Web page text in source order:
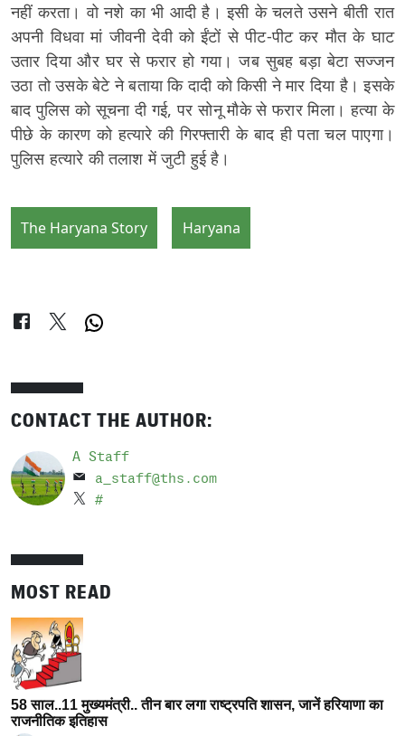
नहीं करता। वो नशे का भी आदी है। इसी के चलते उसने बीती रात
अपनी विधवा मां जीवनी देवी को ईंटों से पीट-पीट कर मौत के घाट
उतार दिया और घर से फरार हो गया। जब सुबह बड़ा बेटा सज्जन
उठा तो उसके बेटे ने बताया कि दादी को किसी ने मार दिया है। इसके
बाद पुलिस को सूचना दी गई, पर सोनू मौके से फरार मिला। हत्या के
पीछे के कारण को हत्यारे की गिरफ्तारी के बाद ही पता चल पाएगा।
पुलिस हत्यारे की तलाश में जुटी हुई है।
The Haryana Story Haryana
CONTACT THE AUTHOR:
A Staff
a_staff@ths.com
#
MOST READ
58 साल..11 मुख्यमंत्री.. तीन बार लगा राष्ट्रपति शासन, जानें हरियाणा का
राजनीतिक इतिहास